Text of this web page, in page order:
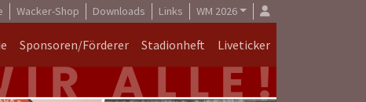
Wacker-Shop Downloads Links WM 2026
Sponsoren/Förderer Stadionheft Liveticker